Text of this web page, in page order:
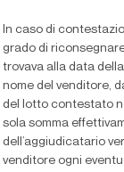
In caso di
grado di
trovava alla data
nome del venditore,
del lotto contestato
sola somma
dell’aggiudicatario
venditore ogni